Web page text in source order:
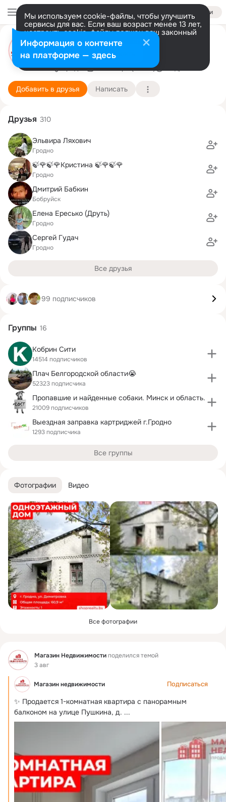
Войти
Мы используем cookie-файлы, чтобы улучшить
сервисы для вас. Если ваш возраст менее 13 лет,
настроить cookie-файлы должен ваш законный
представитель. Больше информации
Разрешить все Настроить
Магазин Недвижимости
Ваше агентство недвижимости
Гродно
5 октября (13 лет)
Добавить в друзья Написать
Фотографии Видео
Все фотографии
Фид Магазин Недвижимостиподелился темой
3 авг
Магазин недвижимости Подписаться
✨ Продается 1-комнатная квартира с панорамным
балконом на улице Пушкина, д. ...
Друзья 310
Эльвира Ляхович
Гродно
🍃🌹🍃🌹Кристина 🍃🌹🍃🌹
Гродно
Дмитрий Бабкин
Бобруйск
Елена Ересько (Друть)
Гродно
Сергей Гудач
Гродно
Все друзья
99 подписчиков
Группы 16
Кобрин Сити
14514 подписчиков
Плач Белгородской области😭
52323 подписчика
Пропавшие и найденные собаки. Минск и область.
21009 подписчиков
Выездная заправка картриджей г.Гродно
1293 подписчика
Все группы
Информация о контенте
на платформе — здесь